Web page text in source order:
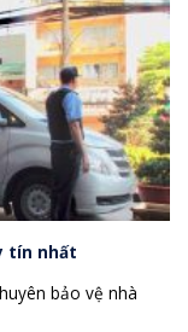
tín nhất
bảo vệ nhà